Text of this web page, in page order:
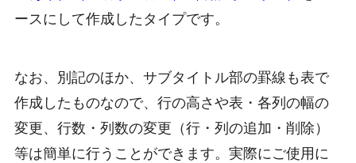
ースにして作成したタイプです。
なお、別記のほか、サブタイトル部の罫線も表で
作成したものなので、行の高さや表・各列の幅の
変更、行数・列数の変更（行・列の追加・削除）
等は簡単に行うことができます。実際にご使用に